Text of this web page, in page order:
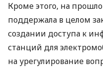
Кроме этого, на
поддержала в целом
создании доступа к
станций для
на урегулирование